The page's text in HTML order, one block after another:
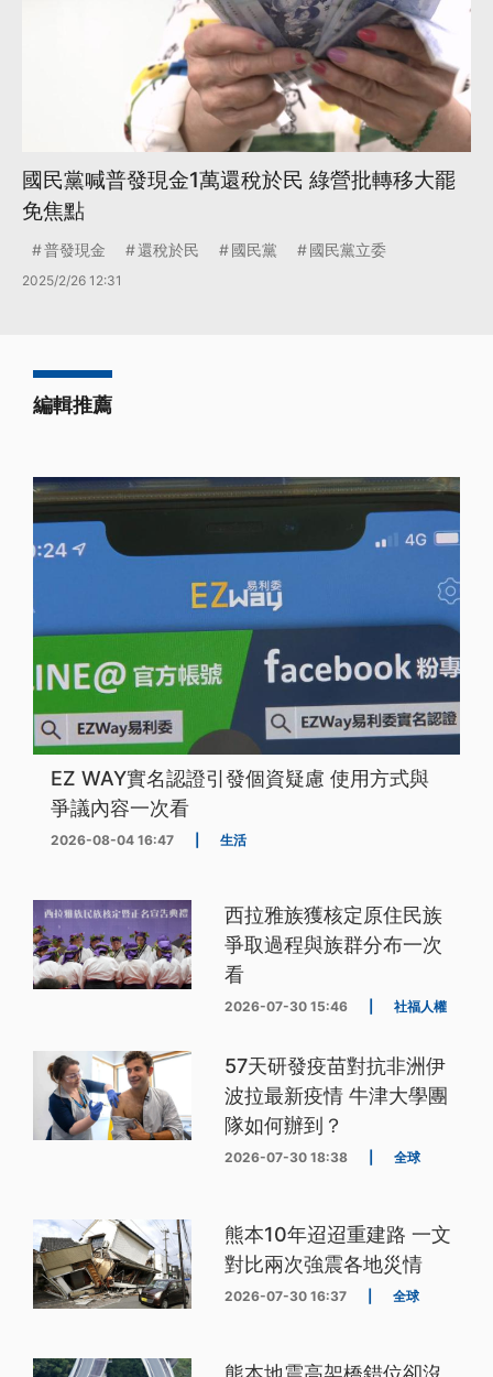
國民黨喊普發現金1萬還稅於民 綠營批轉移大罷
免焦點
普發現金 還稅於民 國民黨 國民黨立委
2025/2/26 12:31
編輯推薦
EZ WAY實名認證引發個資疑慮 使用方式與
爭議內容一次看
2026-08-04 16:47 生活
西拉雅族獲核定原住民族
爭取過程與族群分布一次
看
2026-07-30 15:46 社福人權
57天研發疫苗對抗非洲伊
波拉最新疫情 牛津大學團
隊如何辦到？
2026-07-30 18:38 全球
熊本10年迢迢重建路 一文
對比兩次強震各地災情
2026-07-30 16:37 全球